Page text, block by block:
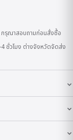
กรุณาสอบถามก่อนสั่งซื้อ
ชั่วโมง ต่างจังหวัดจัดส่ง